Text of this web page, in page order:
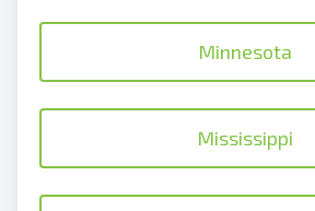
Minnesota
Mississippi